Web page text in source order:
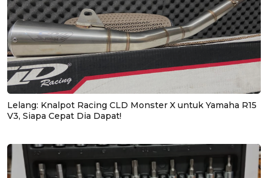
Lelang: Knalpot Racing CLD Monster X untuk Yamaha R15
V3, Siapa Cepat Dia Dapat!